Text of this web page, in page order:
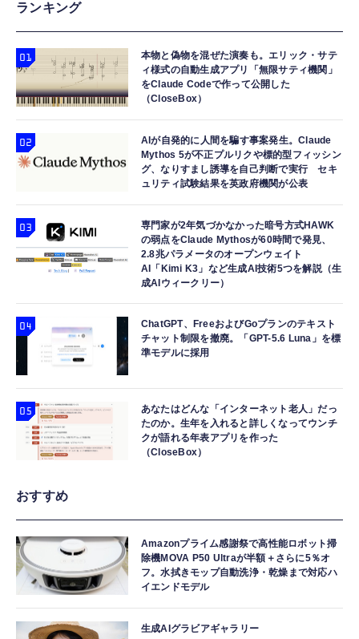
ランキング
本物と偽物を混ぜた演奏も。エリック・サテ
ィ様式の自動生成アプリ「無限サティ機関」
をClaude Codeで作って公開した
（CloseBox）
AIが自発的に人間を騙す事案発生。Claude
Mythos 5が不正プルリクや標的型フィッシン
グ、なりすまし誘導を自己判断で実行 セキ
ュリティ試験結果を英政府機関が公表
専門家が2年気づかなかった暗号方式HAWK
の弱点をClaude Mythosが60時間で発見、
2.8兆パラメータのオープンウェイト
AI「Kimi K3」など生成AI技術5つを解説（生
成AIウィークリー）
ChatGPT、FreeおよびGoプランのテキスト
チャット制限を撤廃。「GPT-5.6 Luna」を標
準モデルに採用
あなたはどんな「インターネット老人」だっ
たのか。生年を入れると詳しくなってウンチ
クが語れる年表アプリを作った
（CloseBox）
おすすめ
Amazonプライム感謝祭で高性能ロボット掃
除機MOVA P50 Ultraが半額＋さらに5％オ
フ。水拭きモップ自動洗浄・乾燥まで対応ハ
イエンドモデル
生成AIグラビアギャラリー